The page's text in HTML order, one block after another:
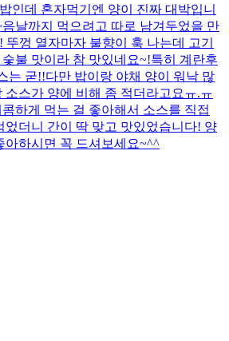
인데 혼자먹기엔 양이 진짜 대박입니
날까지 먹으려고 따로 남겨두었을 만
껑 열자마자 불향이 훅 나는데 고기
불 맛이라 참 맛있네요~!특히 계란후
는 굳!! ​다만 밥이랑 야채 양이 워낙 많
소스가 양에 비해 좀 적더라고요ㅠ.ㅠ
하게 먹는 걸 좋아해서 소스를 직접
었더니 간이 딱 맞고 맛있었습니다! 양
아하시면 꼭 드셔보세요~^^